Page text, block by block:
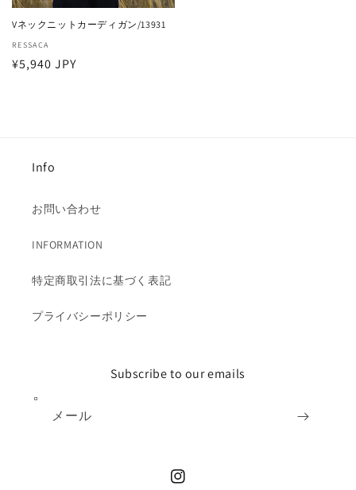
Vネックニットカーディガン/13931
販
売
RESSACA
通
¥5,940 JPY
Info
お問い合わせ
INFORMATION
特定商取引法に基づく表記
プライバシーポリシー
Subscribe to our emails
メール
Instagram